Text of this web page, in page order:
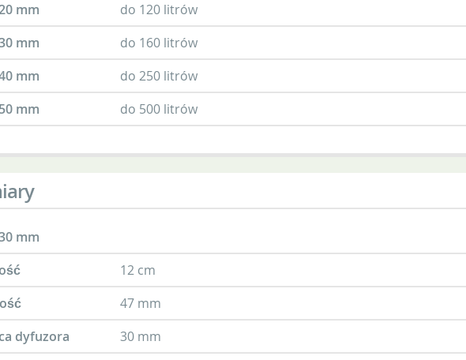
mm
do 120 litrów
mm
do 160 litrów
mm
do 250 litrów
mm
do 500 litrów
mm
12 cm
47 mm
dyfuzora
30 mm